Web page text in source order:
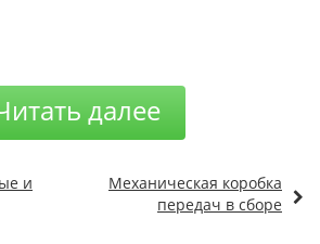
далее
и
Механическая коробка
передач в сборе